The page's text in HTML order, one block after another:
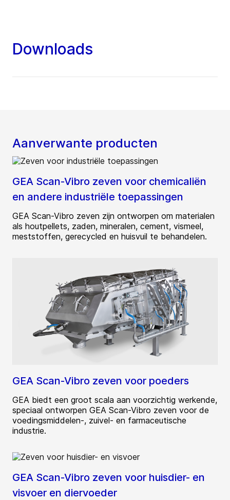
Downloads
Aanverwante producten
GEA Scan-Vibro zeven voor chemicaliën
en andere industriële toepassingen
GEA Scan-Vibro zeven zijn ontworpen om materialen
als houtpellets, zaden, mineralen, cement, vismeel,
meststoffen, gerecycled en huisvuil te behandelen.
GEA Scan-Vibro zeven voor poeders
GEA biedt een groot scala aan voorzichtig werkende,
speciaal ontworpen GEA Scan-Vibro zeven voor de
voedingsmiddelen-, zuivel- en farmaceutische
industrie.
GEA Scan-Vibro zeven voor huisdier- en
visvoer en diervoeder